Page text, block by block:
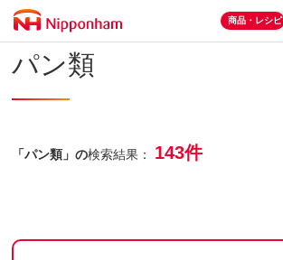
商品・レシピ
パン類
「パン類」の検索結果： 143件